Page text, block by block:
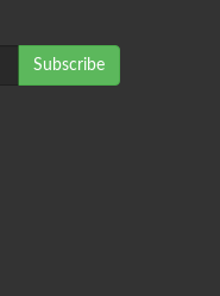
Subscribe